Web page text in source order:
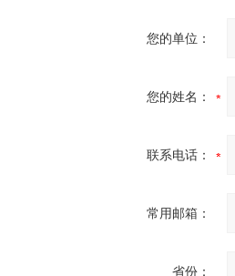
您的单位：
您的姓名：
联系电话：
常用邮箱：
省份：